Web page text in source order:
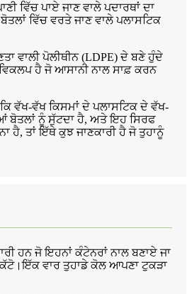
ਵਿੱਚ ਪਾਏ ਜਾਣ ਵਾਲੇ ਪਦਾਰਥਾਂ ਦਾ
ਵਿੱਚ ਵਰਤੇ ਜਾਣ ਵਾਲੇ ਪਲਾਸਟਿਕ
ਵਾਲੀ ਪੋਲੀਥੀਨ (LDPE) ਦੇ ਬਣੇ ਹੁੰਦੇ
ਹੈ ਜੋ ਆਸਾਨੀ ਨਾਲ ਸਾਫ਼ ਕਰਨ
ਵੱਖ-ਵੱਖ ਕਿਸਮਾਂ ਦੇ ਪਲਾਸਟਿਕ ਦੇ ਵੱਖ-
ਬੋਤਲਾਂ ਨੂੰ ਸੁੱਟਦਾ ਹੈ, ਅਤੇ ਇਹ ਸਿਰਫ
ਹੈ, ਤਾਂ ਇੱਥੇ ਕੁਝ ਜਾਣਕਾਰੀ ਹੈ ਜੋ ਤੁਹਾਨੂੰ
ਹਨ ਜੋ ਇਹਨਾਂ ਕੰਟੇਨਰਾਂ ਨਾਲ ਬਣਾਏ ਜਾ
ਵਾਰ ਤੁਹਾਡੇ ਕੋਲ ਆਪਣਾ ਟੁਕੜਾ